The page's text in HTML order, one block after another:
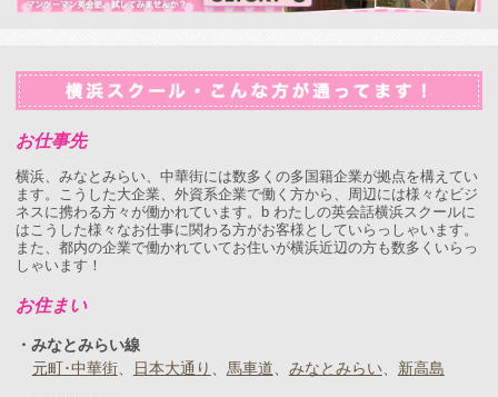
お仕事先
横浜、みなとみらい、中華街には数多くの多国籍企業が拠点を構えてい
ます。こうした大企業、外資系企業で働く方から、周辺には様々なビジ
ネスに携わる方々が働かれています。b わたしの英会話横浜スクールに
はこうした様々なお仕事に関わる方がお客様としていらっしゃいます。
また、都内の企業で働かれていてお住いが横浜近辺の方も数多くいらっ
しゃいます！
お住まい
みなとみらい線
元町･中華街
日本大通り 馬車道 みなとみらい 新高島